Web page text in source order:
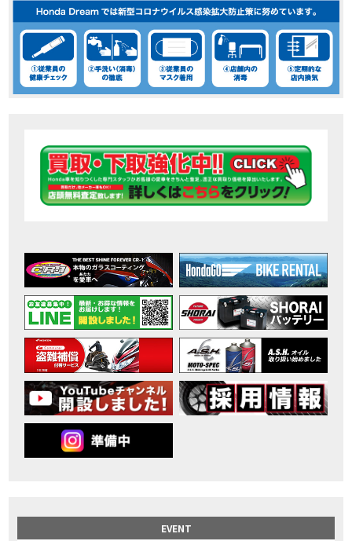
EVENT KOOD クロモリアクスルシャフトお客様のバイクで体感試走
MOVIE 【三重→香川】このバイク、なんだと思いますか？【ホンダ バイク】【Honda DREAM】【三重県】
EVENT “コカ・コーラ”鈴鹿８時間耐久ロードレース 第47回大会「TSR応援席プレミアムチケット販売開始！」
MOVIE 【ホンダ バイク】バイクを長持ちさせる洗車を教えてもらった【プロの裏ワザ】
MOVIE 【ホンダ バイク】CRF1100L Africa Twinは女性ライダーでも快適か？四国ツーリング【X-ADVオーナー目線】
MOVIE 【ホンダ バイク】 ホンダドリーム鈴鹿の未公開シーン【モトベはつこ】
MOVIE 最新のアフリカツインどう？妹とHondaDreamのバイク全部見た結果｜Honda SuperCub
MOVIE 【ホンダ バイク】「ボカロ文化」を知ろう ナビゲーションをスキップ 検索 作成 6 アバターの画像 三重県を巡る女性ライダーの4日間！ポケふた全制覇ツーリング Honda CB1000F
CAMPAIGN 免許取得サポートキャンペーン実施中！
EVENT ［三重県下最大級のバイクイベント］2026MIE BIKE FES開催
MOVIE 【ホンダ バイク】【バイク女子】怖くて乗れなかったあの憧れバイク、ついに乗ります！
MOVIE 【ホンダ バイク】バイクが動かなくなった…原因不明で入院します
CAMPAIGN Rebel 250 E-Clutch シリーズ 洋用品購入サポートキャンペーン
MOVIE 【ホンダ バイク】CB1000F 4台で三重県ツーリング！梅本まどかさん、MIISAさんと一日笑った【ポケふた】Honda
MOVIE 【ホンダ バイク】【GB350C S】梅本まどかさんと三重県ツーリング満喫しました！ポケふた探し第1弾【モトブログ】
MOVIE 【ホンダドリーム新春初売り特別企画】のご紹介！！
MOVIE こんなことある？！CB1000Fでツーリングイベントに参戦したのだが・・
【新車】CB1000Fで11時間ツーリングした素直なレビュー【モトブログ】Honda CB
MOVIE 【事故寸前】200kmレッカー、そしてさらなる原因が判明し、修理代が膨れ上がった結果
MOVIE 2025X-ADV 最高の旅バイクで街乗りも最適！ADVが20台でツーリングしました｜Honda ADV160
EVENT